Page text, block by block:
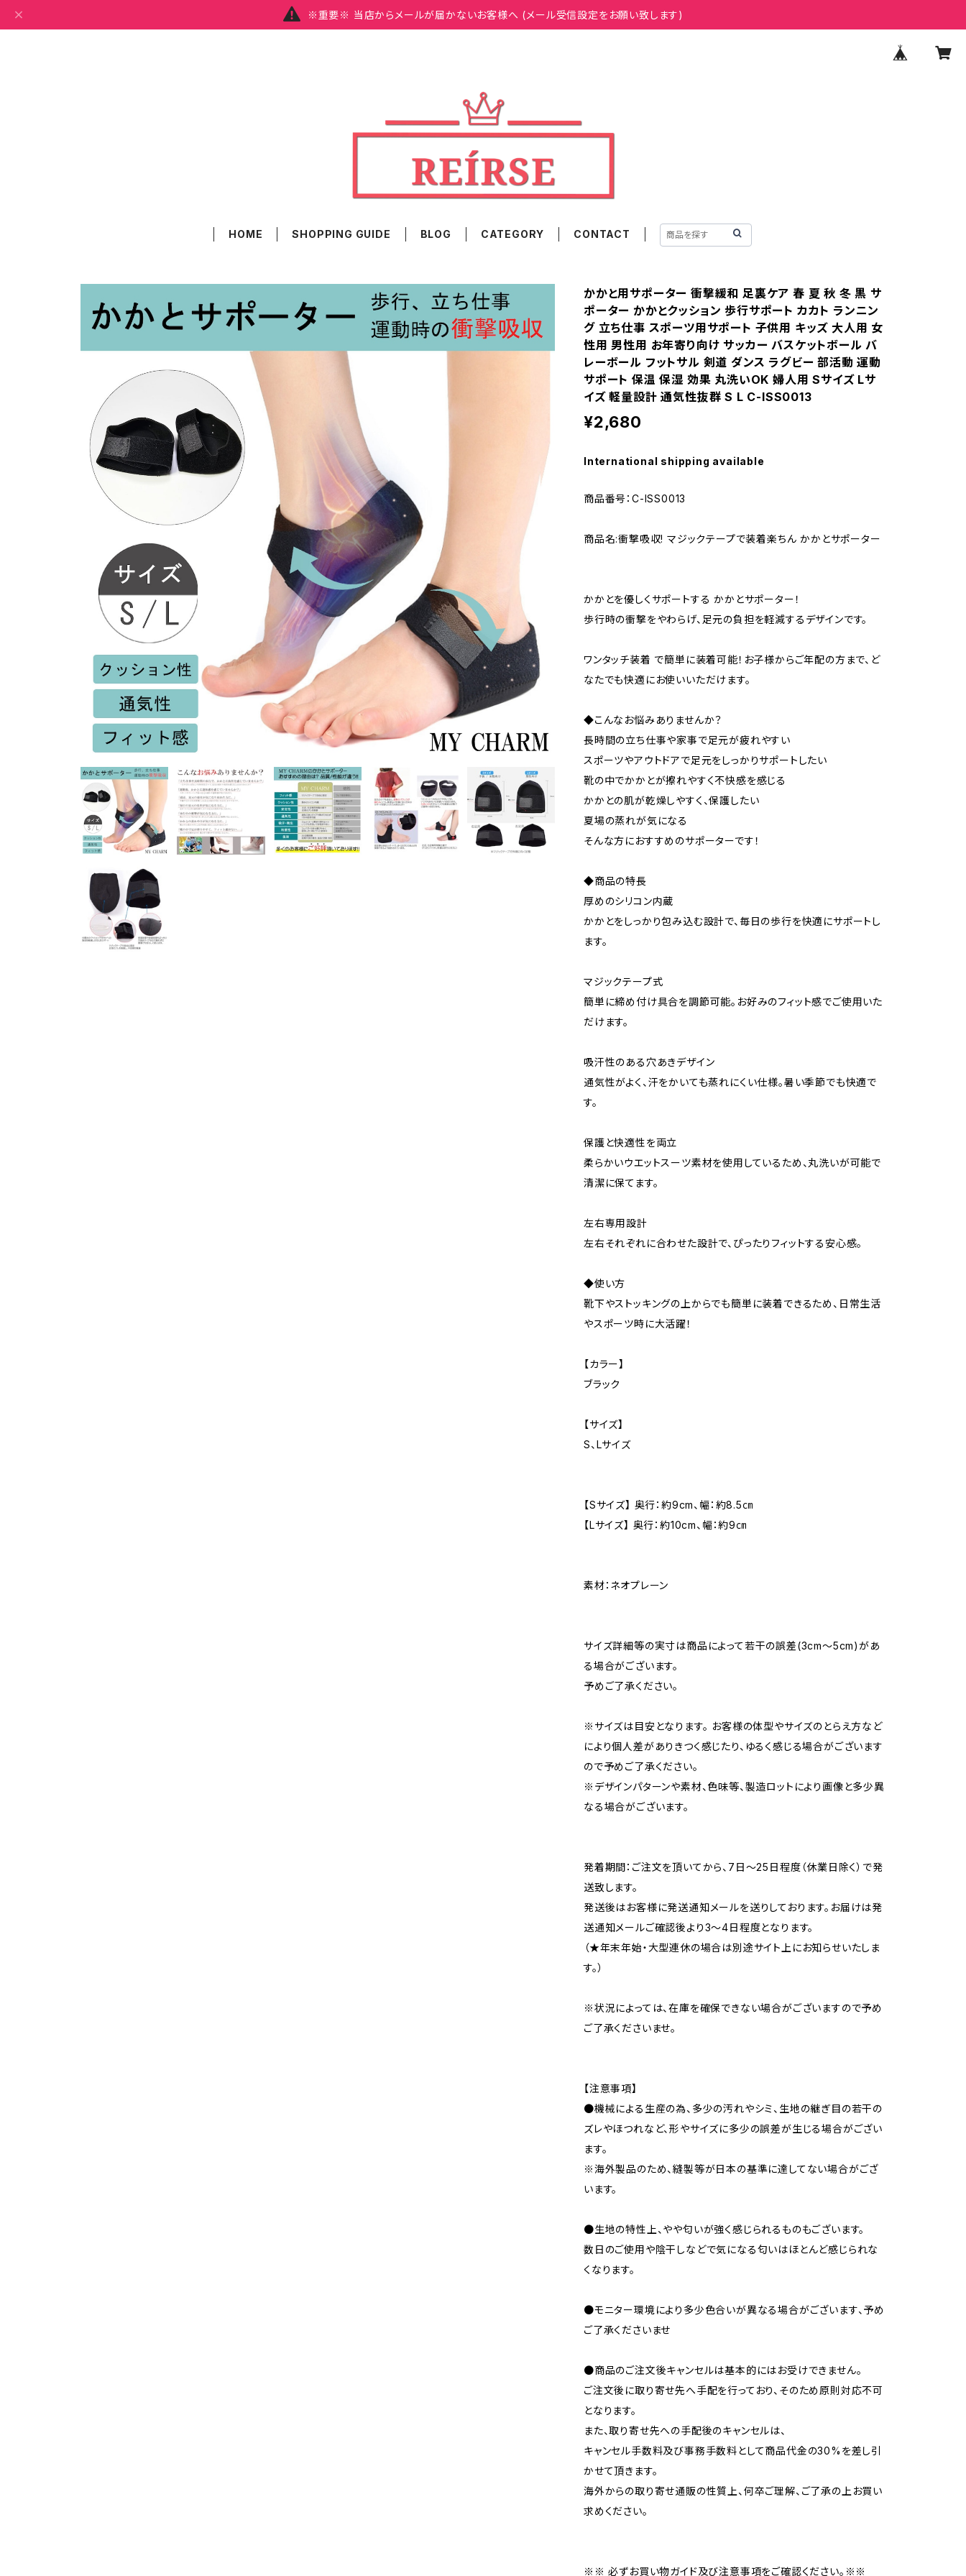
※重要※ 当店からメールが届かないお客様へ (メール受信設定をお願い致します)
HOME SHOPPING GUIDE BLOG CATEGORY CONTACT
かかと用サポーター 衝撃緩和 足裏ケア 春 夏 秋 冬 黒 サ
ポーター かかとクッション 歩行サポート カカト ランニン
グ 立ち仕事 スポーツ用サポート 子供用 キッズ 大人用 女
性用 男性用 お年寄り向け サッカー バスケットボール バ
レーボール フットサル 剣道 ダンス ラグビー 部活動 運動
サポート 保温 保湿 効果 丸洗いOK 婦人用 Sサイズ Lサ
イズ 軽量設計 通気性抜群 S L C-ISS0013
¥2,680
International shipping available
商品番号：C-ISS0013
商品名:衝撃吸収! マジックテープで装着楽ちん かかとサポーター
かかとを優しくサポートする かかとサポーター！
歩行時の衝撃をやわらげ、足元の負担を軽減するデザインです。
ワンタッチ装着 で簡単に装着可能！お子様からご年配の方まで、ど
なたでも快適にお使いいただけます。
◆こんなお悩みありませんか？
長時間の立ち仕事や家事で足元が疲れやすい
スポーツやアウトドアで足元をしっかりサポートしたい
靴の中でかかとが擦れやすく不快感を感じる
かかとの肌が乾燥しやすく、保護したい
夏場の蒸れが気になる
そんな方におすすめのサポーターです！
◆商品の特長
厚めのシリコン内蔵
かかとをしっかり包み込む設計で、毎日の歩行を快適にサポートし
ます。
マジックテープ式
簡単に締め付け具合を調節可能。お好みのフィット感でご使用いた
だけます。
吸汗性のある穴あきデザイン
通気性がよく、汗をかいても蒸れにくい仕様。暑い季節でも快適で
す。
保護と快適性を両立
柔らかいウエットスーツ素材を使用しているため、丸洗いが可能で
清潔に保てます。
左右専用設計
左右それぞれに合わせた設計で、ぴったりフィットする安心感。
◆使い方
靴下やストッキングの上からでも簡単に装着できるため、日常生活
やスポーツ時に大活躍！
【カラー】
ブラック
【サイズ】
S、Lサイズ
【Sサイズ】 奥行：約9cm、幅：約8.5㎝
【Lサイズ】 奥行：約10cm、幅：約9㎝
素材：ネオプレーン
サイズ詳細等の実寸は商品によって若干の誤差(3cm～5cm)があ
る場合がございます。
予めご了承ください。
※サイズは目安となります。 お客様の体型やサイズのとらえ方など
により個人差がありきつく感じたり、ゆるく感じる場合がございます
ので予めご了承ください。
※デザインパターンや素材、色味等、製造ロットにより画像と多少異
なる場合がございます。
発着期間：ご注文を頂いてから、7日～25日程度（休業日除く）で発
送致します。
発送後はお客様に発送通知メールを送りしております。お届けは発
送通知メールご確認後より3～4日程度となります。
（★年末年始・大型連休の場合は別途サイト上にお知らせいたしま
す。）
※状況によっては、在庫を確保できない場合がございますので予め
ご了承くださいませ。
【注意事項】
●機械による生産の為、多少の汚れやシミ、生地の継ぎ目の若干の
ズレやほつれなど、形やサイズに多少の誤差が生じる場合がござい
ます。
※海外製品のため、縫製等が日本の基準に達してない場合がござ
います。
●生地の特性上、やや匂いが強く感じられるものもございます。
数日のご使用や陰干しなどで気になる匂いはほとんど感じられな
くなります。
●モニター環境により多少色合いが異なる場合がございます、予め
ご了承くださいませ
●商品のご注文後キャンセルは基本的にはお受けできません。
ご注文後に取り寄せ先へ手配を行っており、そのため原則対応不可
となります。
また、取り寄せ先への手配後のキャンセルは、
キャンセル手数料及び事務手数料として商品代金の30%を差し引
かせて頂きます。
海外からの取り寄せ通販の性質上、何卒ご理解、ご了承の上お買い
求めください。
※※ 必ずお買い物ガイド及び注意事項をご確認ください。※※